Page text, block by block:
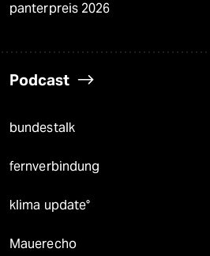
panterpreis 2026
Podcast
bundestalk
fernverbindung
klima update°
Mauerecho